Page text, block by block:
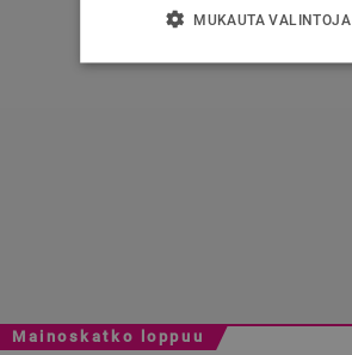
Mainoskatko loppuu
MUKAUTA VALINTOJA